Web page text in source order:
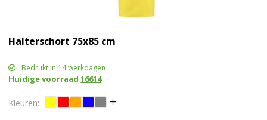
Halterschort 75x85 cm
Bedrukt in 14 werkdagen
Huidige voorraad16614